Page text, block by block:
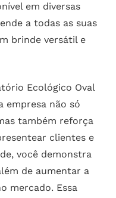
em diversas
a todas as suas
brinde versátil e
Ecológico Oval
empresa não só
também reforça
clientes e
você demonstra
de aumentar a
mercado. Essa